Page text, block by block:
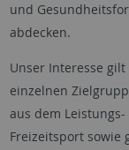
und
abdecken.
Unser Interesse
einzelnen
aus dem
Freizeitsport sowie